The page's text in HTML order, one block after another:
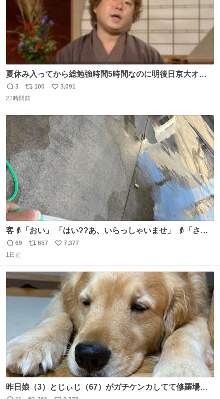
夏休み入ってから総勉強時間5時間なのに明後日京大オー
プンで今これ
返
信
3
リ
ポ
ト
数
100
い
数
3,091
22時間前
客👴「おい」 「はい??あ、いらっしゃいませ」 👴「さっ
きからずっと水出しっぱなしでもったいないだろ」 「静電
気を逃がし、熱くなった地面の温度を下げ、引火事故の防
ことをするな!!」 それでは歌います、聞いてください 「井
戸水」
返
信
69
リ
ト
数
657
い
7,377
1日前
昨日娘（3）とじぃじ（67）がガチケンカしてて修羅場だ